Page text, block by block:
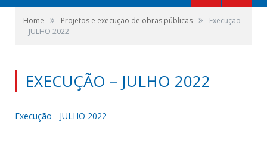
Home » Projetos e execução de obras públicas »
Execução
– JULHO 2022
EXECUÇÃO – JULHO 2022
Execução - JULHO 2022